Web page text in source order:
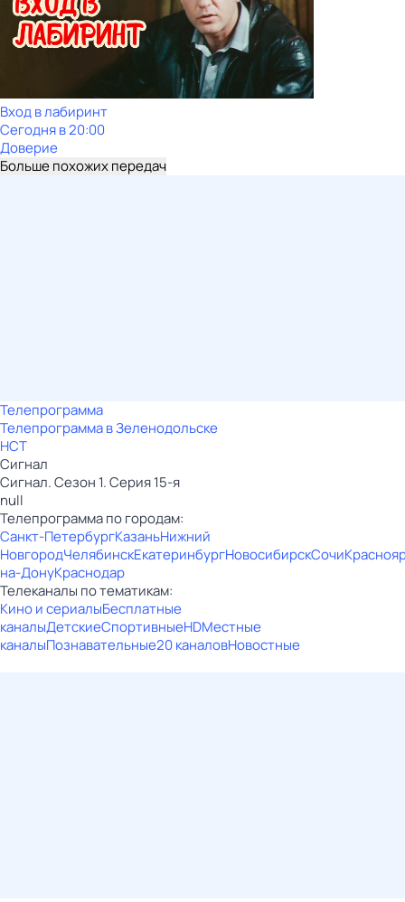
Вход в лабиринт
Сегодня в 20:00
Доверие
Больше похожих передач
Телепрограмма
Телепрограмма в Зеленодольске
НСТ
Сигнал
Сигнал. Сезон 1. Серия 15-я
null
Телепрограмма по городам:
Санкт-ПетербургКазаньНижний
НовгородЧелябинскЕкатеринбургНовосибирскСочи
на-ДонуКраснодар
Телеканалы по тематикам:
Кино и сериалыБесплатные
каналыДетскиеСпортивныеHDМестные
каналыПознавательные20 каналовНовостные